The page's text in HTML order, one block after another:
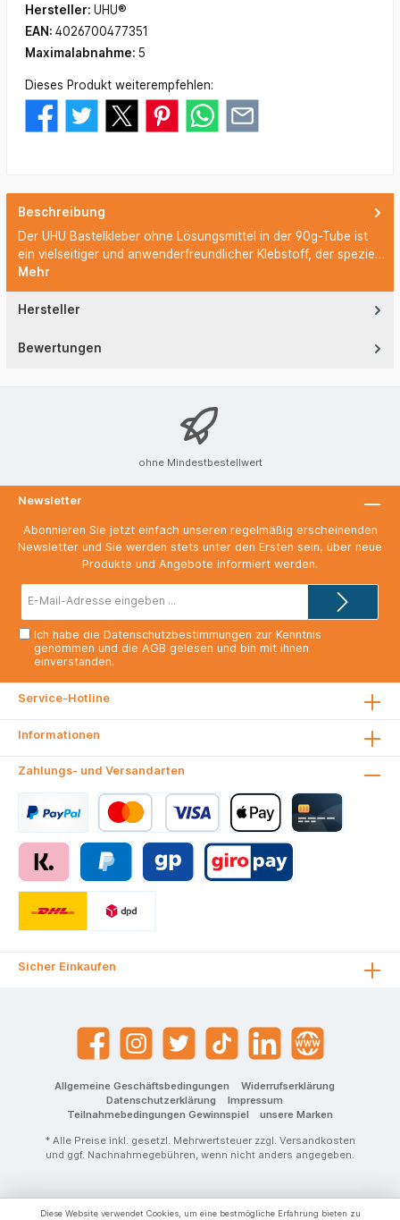
Hersteller: UHU®
EAN: 4026700477351
Maximalabnahme: 5
Dieses Produkt weiterempfehlen:
Beschreibung
Der UHU Bastelkleber ohne Lösungsmittel in der 90g-Tube ist
ein vielseitiger und anwenderfreundlicher Klebstoff, der spezie…
Mehr
Hersteller
Bewertungen
ohne Mindestbestellwert
Newsletter
Abonnieren Sie jetzt einfach unseren regelmäßig erscheinenden
Newsletter und Sie werden stets unter den Ersten sein, über neue
Produkte und Angebote informiert werden.
Mail-
Ich habe die Datenschutzbestimmungen zur Kenntnis
genommen und die AGB gelesen und bin mit ihnen
einverstanden.
Service-Hotline
Informationen
Zahlungs- und Versandarten
Sicher Einkaufen
Allgemeine Geschäftsbedingungen
Widerrufserklärung
Datenschutzerklärung
Impressum
Teilnahmebedingungen Gewinnspiel
unsere Marken
* Alle Preise inkl. gesetzl. Mehrwertsteuer zzgl. Versandkosten
und ggf. Nachnahmegebühren, wenn nicht anders angegeben.
Diese Website verwendet Cookies, um eine bestmögliche Erfahrung bieten zu